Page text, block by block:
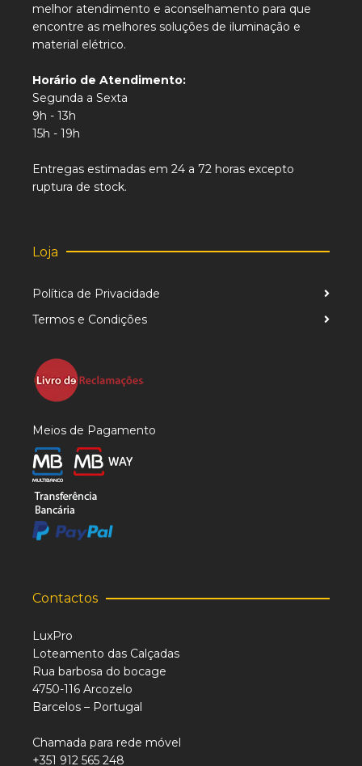
melhor atendimento e aconselhamento para que
encontre as melhores soluções de iluminação e
material elétrico.
Horário de Atendimento:
Segunda a Sexta
9h - 13h
15h - 19h
Entregas estimadas em 24 a 72 horas excepto
ruptura de stock.
Loja
Política de Privacidade
Termos e Condições
Meios de Pagamento
Contactos
LuxPro
Loteamento das Calçadas
Rua barbosa do bocage
4750-116 Arcozelo
Barcelos – Portugal
Chamada para rede móvel
+351 912 565 248